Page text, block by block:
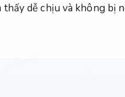
dễ chịu và không bị